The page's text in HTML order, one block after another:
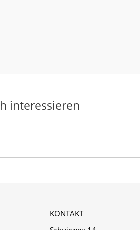
interessieren
KONTAKT